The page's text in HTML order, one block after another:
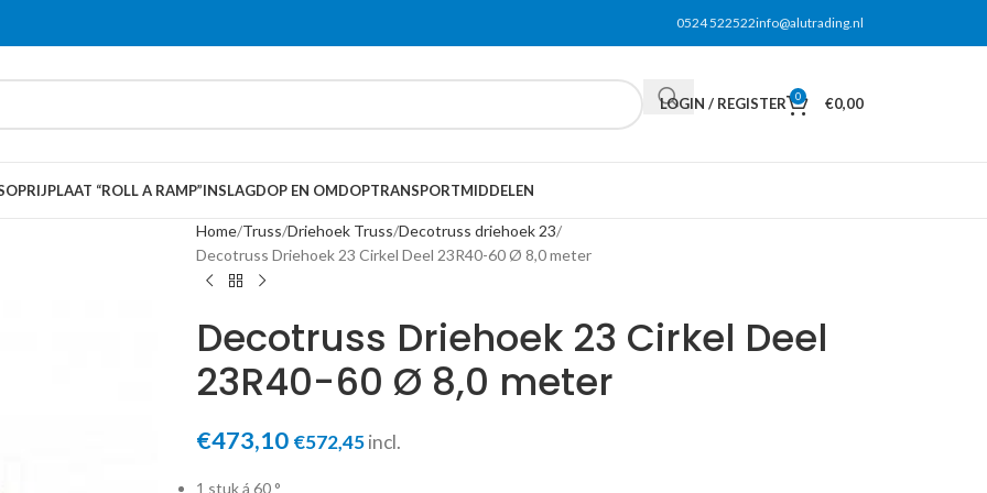
0524 522522info@alutrading.nl
LOGIN / REGISTER 0 €0,00
OPRIJPLAAT “ROLL A RAMP”INSLAGDOP EN OMDOPTRANSPORTMIDDELEN
Home Truss Driehoek Truss Decotruss driehoek 23
Decotruss Driehoek 23 Cirkel Deel 23R40-60 Ø 8,0 meter
Decotruss Driehoek 23 Cirkel Deel
23R40-60 Ø 8,0 meter
€473,10 €572,45incl.
1 stuk á 60 °